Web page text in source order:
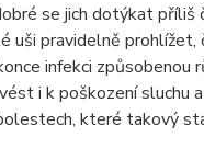
se jich dotýkat
pravidelně
infekci způsobenou
i k poškození sluchu
které takový